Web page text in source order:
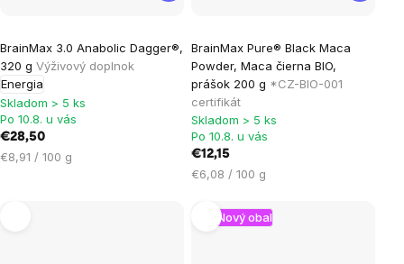
BrainMax 3.0 Anabolic Dagger®,
320 g Výživový doplnok
Energia
hodnotenie
produktu
je
4,7
z
5
Skladom > 5 ks
Po 10.8. u vás
€28,50
Jednotková
€8,91 / 100 g
BrainMax Pure® Black Maca
Powder, Maca čierna BIO,
prášok 200 g *CZ-BIO-001
certifikát
hodnotenie
produktu
je
4,5
z
hviezdičiek.
Skladom > 5 ks
Po 10.8. u vás
€12,15
Jednotková
€6,08 / 100 g
Nový obal